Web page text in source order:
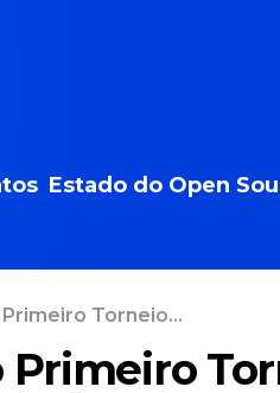
Estado do Open
Torneio...
Primeiro